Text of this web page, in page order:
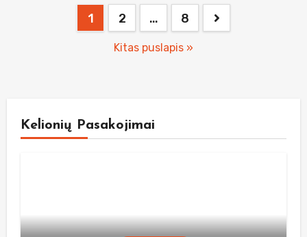
pagination
1 2 … 8
Kitas puslapis »
Kelionių Pasakojimai